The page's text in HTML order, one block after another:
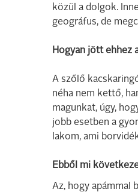
közül a dolgok.
geográfus, de
Hogyan jött ehhez
A szőlő
néha nem kettő,
magunkat, úgy,
jobb esetben a
lakom, ami
Ebből mi
Az, hogy apámmal